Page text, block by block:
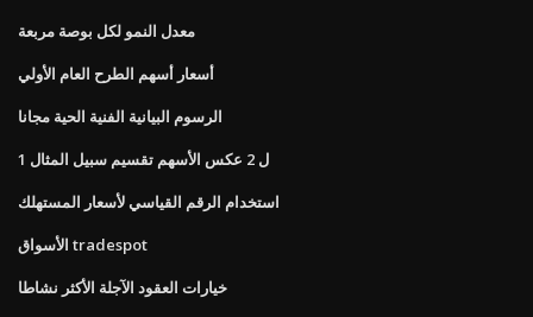
معدل النمو لكل بوصة مربعة
أسعار أسهم الطرح العام الأولي
الرسوم البيانية الفنية الحية مجانا
1 ل 2 عكس الأسهم تقسيم سبيل المثال
استخدام الرقم القياسي لأسعار المستهلك
الأسواق tradespot
خيارات العقود الآجلة الأكثر نشاطا